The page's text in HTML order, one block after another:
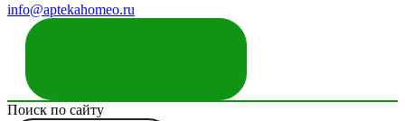
info@aptekahomeo.ru
Поиск по сайту